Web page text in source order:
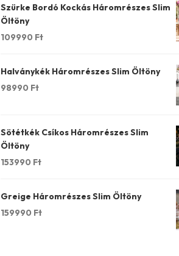
Szürke Bordó Kockás Háromrészes Slim
Öltöny
109990 Ft
Halványkék Háromrészes Slim Öltöny
98990 Ft
Sötétkék Csíkos Háromrészes Slim
Öltöny
153990 Ft
Greige Háromrészes Slim Öltöny
159990 Ft